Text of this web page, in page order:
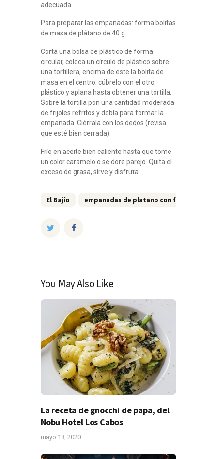
adecuada.
Para preparar las empanadas: forma bolitas
de masa de plátano de 40 g
Corta una bolsa de plástico de forma
circular, coloca un círculo de plástico sobre
una tortillera, encima de este la bolita de
masa en el centro, cúbrelo con el otro
plástico y aplana hasta obtener una tortilla.
Sobre la tortilla pon una cantidad moderada
de frijoles refritos y dobla para formar la
empanada. Ciérrala con los dedos (revisa
que esté bien cerrada).
Fríe en aceite bien caliente hasta que tome
un color caramelo o se dore parejo. Quita el
exceso de grasa, sirve y disfruta.
El Bajío empanadas de platano con frijol
You May Also Like
La receta de gnocchi de papa, del
Nobu Hotel Los Cabos
mayo 18, 2020